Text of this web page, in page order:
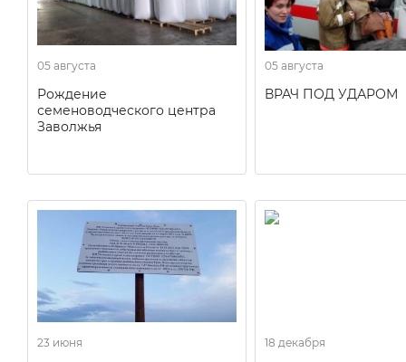
05 августа
Рождение
семеноводческого центра
Заволжья
05 августа
ВРАЧ ПОД УДАРОМ
23 июня 18 декабря